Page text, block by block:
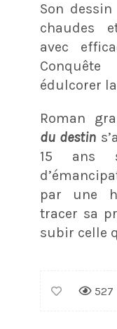
Son
chaudes
avec
édulcorer
Roman
du destin
15 ans
par une
tracer sa
subir celle
527